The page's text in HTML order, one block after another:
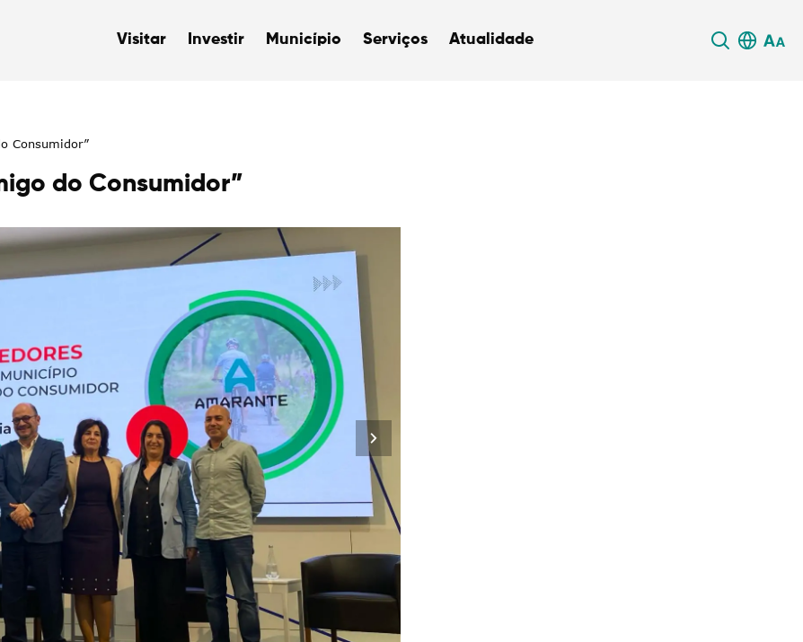
Visitar Investir Município Serviços Atualidade
Consumidor”
do Consumidor”